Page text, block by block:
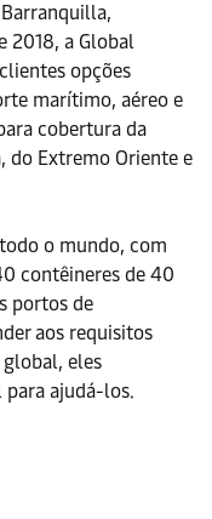
2018, a Global
opções
marítimo, aéreo e
cobertura da
do Extremo Oriente e
o mundo, com
contêineres de 40
portos de
aos requisitos
eles
para ajudá-los.